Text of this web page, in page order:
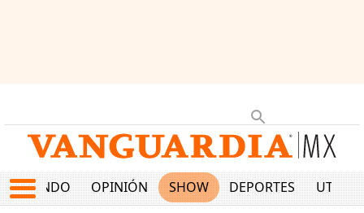
MUNDO OPINIÓN SHOW DEPORTES